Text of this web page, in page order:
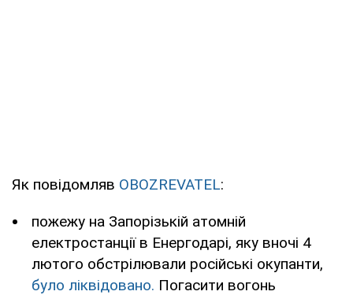
Як повідомляв OBOZREVATEL:
пожежу на Запорізькій атомній
електростанції в Енергодарі, яку вночі 4
лютого обстрілювали російські окупанти,
було ліквідовано. Погасити вогонь